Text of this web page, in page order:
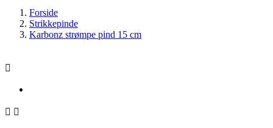
Forside
Strikkepinde
Karbonz strømpe pind 15 cm

 